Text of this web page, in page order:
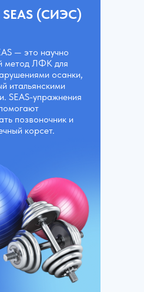
— это научно
метод ЛФК для
осанки,
итальянскими
SEAS-упражнения
позвоночник и
корсет.
SEAS (СИЭС)